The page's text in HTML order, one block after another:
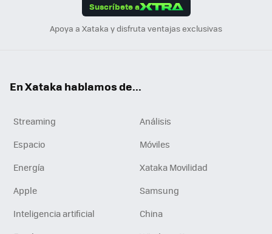
Suscríbete a
Apoya a Xataka y disfruta ventajas exclusivas
En Xataka hablamos de...
Streaming
Análisis
Espacio
Móviles
Energía
Xataka Movilidad
Apple
Samsung
Inteligencia artificial
China